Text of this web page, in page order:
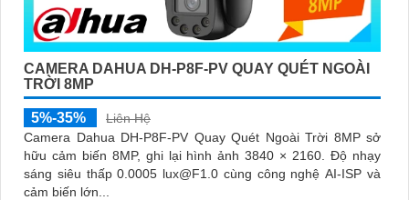
CAMERA DAHUA DH-P8F-PV QUAY QUÉT NGOÀI
TRỜI 8MP
5%-35%
Liên Hệ
Camera Dahua DH-P8F-PV Quay Quét Ngoài Trời 8MP sở
hữu cảm biến 8MP, ghi lại hình ảnh 3840 × 2160. Độ nhạy
sáng siêu thấp 0.0005 lux@F1.0 cùng công nghệ AI-ISP và
cảm biến lớn...